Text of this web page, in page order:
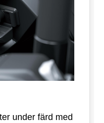
under färd med